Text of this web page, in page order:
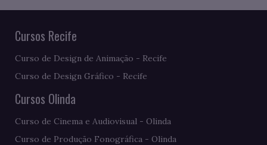
Cursos Recife
Curso de Design de Animação - Recife
Curso de Design Gráfico - Recife
Cursos Olinda
Curso de Cinema e Audiovisual - Olinda
Curso de Produção Fonográfica - Olinda